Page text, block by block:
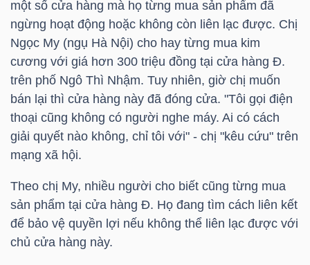
một số cửa hàng mà họ từng mua sản phẩm đã
ngừng hoạt động hoặc không còn liên lạc được. Chị
Ngọc My (ngụ Hà Nội) cho hay từng mua kim
cương với giá hơn 300 triệu đồng tại cửa hàng Đ.
trên phố Ngô Thì Nhậm. Tuy nhiên, giờ chị muốn
bán lại thì cửa hàng này đã đóng cửa. "Tôi gọi điện
thoại cũng không có người nghe máy. Ai có cách
giải quyết nào không, chỉ tôi với" - chị "kêu cứu" trên
mạng xã hội.
Theo chị My, nhiều người cho biết cũng từng mua
sản phẩm tại cửa hàng Đ. Họ đang tìm cách liên kết
để bảo vệ quyền lợi nếu không thể liên lạc được với
chủ cửa hàng này.
CÔNG
CỤ
ĐẦU
TƯ
TRUY
XUẤT
DỮ
LIỆU